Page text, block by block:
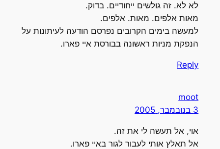
לא לא. זה גולשים ייחודיים. בדוק.
מאות אלפים. מאות. אלפים.
למעשה בימים הקרובים נפרסם הודעה לעיתונות על
הנפקת מניות ראשונה בבורסת איי פארו.
Reply
moot
3 בנובמבר, 2005
אוי, אל תעשה לי את זה.
אל תאלץ אותי לעבור לגור באיי פארו.